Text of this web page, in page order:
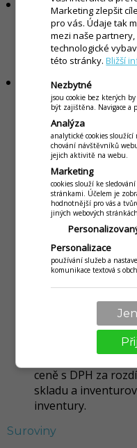
Všechno
inventurovaných
do kategorií.(Jestli se
vybere se první, do
Chybí celkem- celková
DPH. Cena je
cenu za položku s DPH.
skladě a
krát cena za jednotku.)
Název, PLU- se
inventury.(V
při skladových
název je možné
karty, kde je
stav zásob na
Skl. mn- skladové
. -
. -
Skladovým a
ceně s DPH za
skladu a
inventury.
Suroviny
Marketing zlepšit
pro vás. Údaje tak
mezi naše
technologické
této stránky.Bližší
Nezbytné
jsou cookie bez kterých
být zajištěna. Navigace a
Analýza
analytické cookies
chování návštěvníků
jejich aktivitě na webu.
Marketing
cookies slouží ke
stránkami. Účelem je
hodnotnější pro vás a
jiných webových
Personalizace
používání služeb a
komunikace textová s